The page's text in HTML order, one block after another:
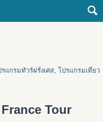
รแกรมทัวร์ฝรั่งเศส, โปรแกรมเที่ยว
France Tour